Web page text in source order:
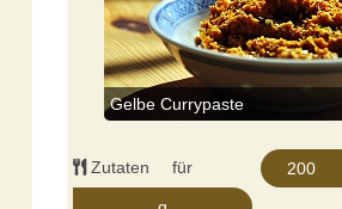
Gelbe Currypaste
Zutaten für